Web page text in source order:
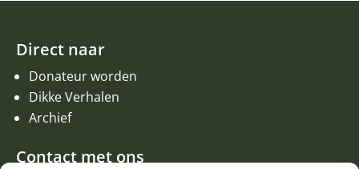
Direct naar
Donateur worden
Dikke Verhalen
Archief
Contact met ons